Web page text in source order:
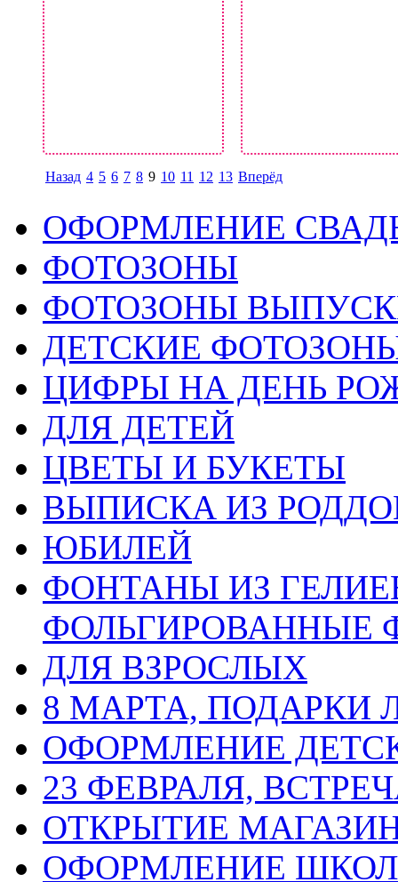
Назад 4 5 6 7 8 9 10 11 12 13 Вперёд
ОФОРМЛЕНИЕ
ФОТОЗОНЫ
ФОТОЗОНЫ
ДЕТСКИЕ
ЦИФРЫ НА ДЕНЬ
ДЛЯ ДЕТЕЙ
ЦВЕТЫ И БУКЕТЫ
ВЫПИСКА ИЗ
ЮБИЛЕЙ
ФОНТАНЫ ИЗ
ФОЛЬГИРОВАННЫЕ
ДЛЯ ВЗРОСЛЫХ
8 МАРТА,
ОФОРМЛЕНИЕ
23 ФЕВРАЛЯ,
ОТКРЫТИЕ
ОФОРМЛЕНИЕ